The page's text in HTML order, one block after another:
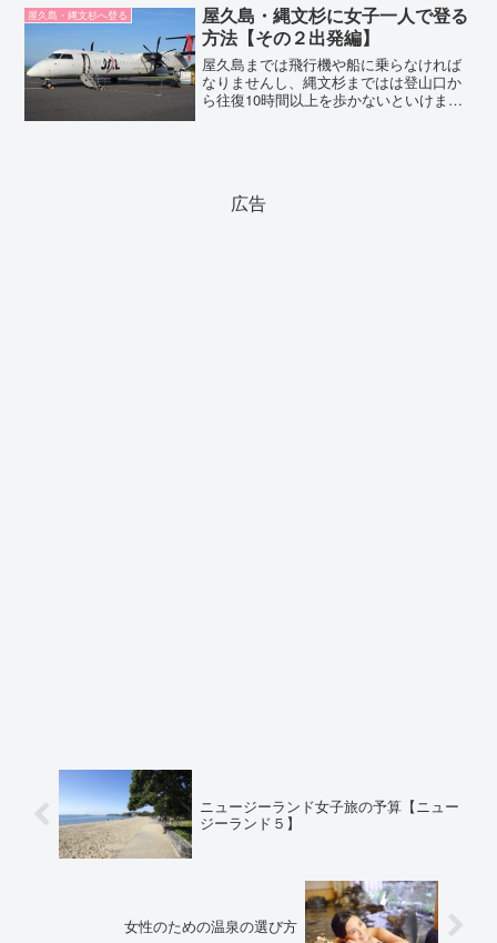
紹介しましょう。
屋久島・縄文杉へ登る
屋久島・縄文杉に女子一人で登る
方法【その２出発編】
屋久島までは飛行機や船に乗らなければ
なりませんし、縄文杉まではは登山口か
ら往復10時間以上を歩かないといけませ
広告
ニュージーランド女子旅の予算【ニュー
ジーランド５】
女性のための温泉の選び方